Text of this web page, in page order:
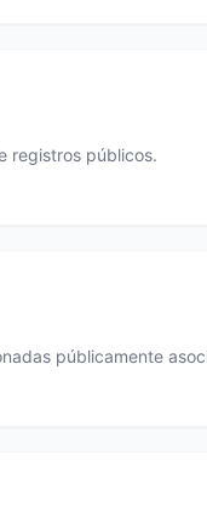
registros públicos.
públicamente